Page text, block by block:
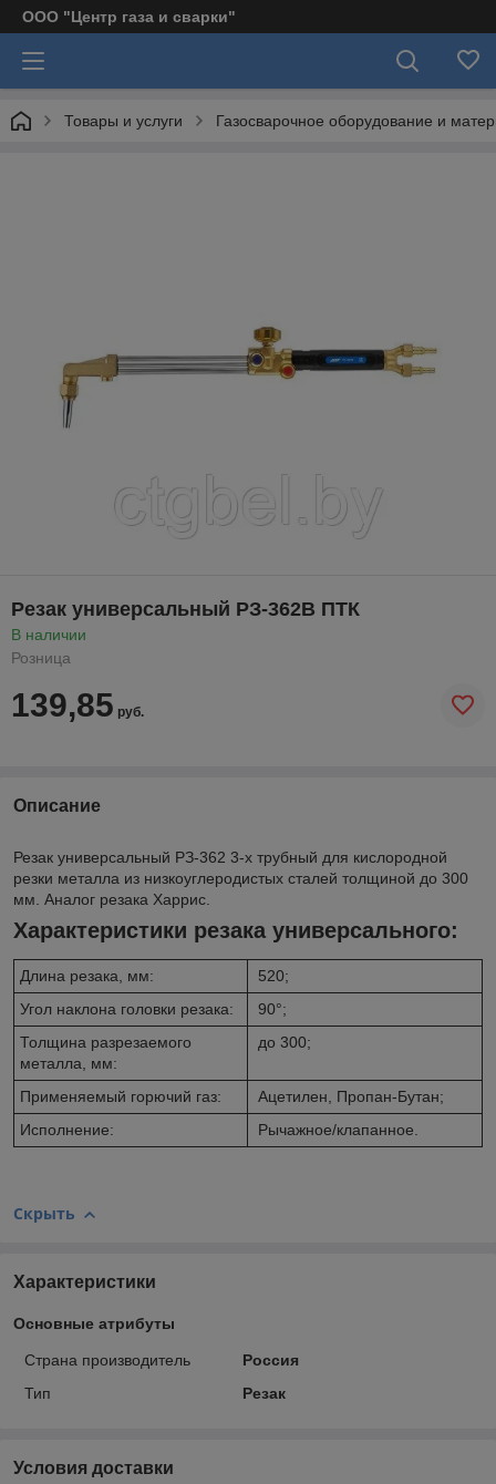
ООО "Центр газа и сварки"
Товары и услуги Газосварочное оборудование и
Резак универсальный РЗ-362В ПТК
В наличии
Розница
139,85 руб.
Описание
Резак универсальный РЗ-362 3-х трубный для кислородной
резки металла из низкоуглеродистых сталей толщиной до 300
мм. Аналог резака Харрис.
Характеристики резака универсального:
Длина резака, мм:
520;
Угол наклона головки резака:
90°;
Толщина разрезаемого
металла, мм:
до 300;
Применяемый горючий газ:
Ацетилен, Пропан-Бутан;
Исполнение:
Рычажное/клапанное.
Скрыть
Характеристики
Основные атрибуты
Страна производитель
Россия
Тип
Резак
Условия доставки